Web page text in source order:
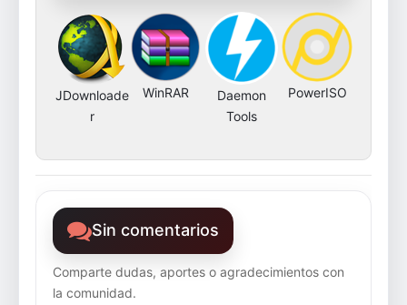
JDownloade
r
WinRAR
Daemon
Tools
PowerISO
Sin comentarios
Comparte dudas, aportes o agradecimientos con
la comunidad.